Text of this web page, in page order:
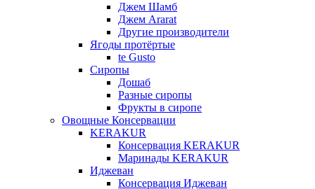
Джем Шамб
Джем Ararat
Другие производители
Ягоды протёртые
te Gusto
Сиропы
Дошаб
Разные сиропы
Фрукты в сиропе
Овощные Консервации
KERAKUR
Консервация KERAKUR
Маринады KERAKUR
Иджеван
Консервация Иджеван